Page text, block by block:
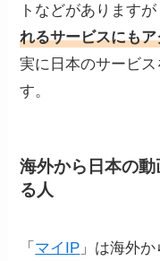
トなどがあります
れるサービスにも
実に日本のサービ
す。
海外から日本の
る人
「 マイIP 」は海外